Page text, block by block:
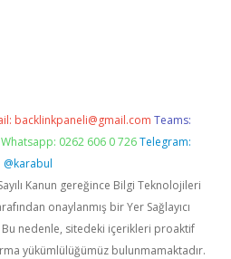
backlinkpaneli@gmail.com Teams:
Whatsapp: 0262 606 0 726 Telegram:
@karabul
Kanun gereğince Bilgi Teknolojileri
onaylanmış bir Yer Sağlayıcı
nedenle, sitedeki içerikleri proaktif
yükümlülüğümüz bulunmamaktadır.